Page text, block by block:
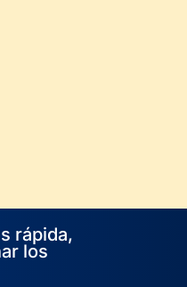
rápida,
los